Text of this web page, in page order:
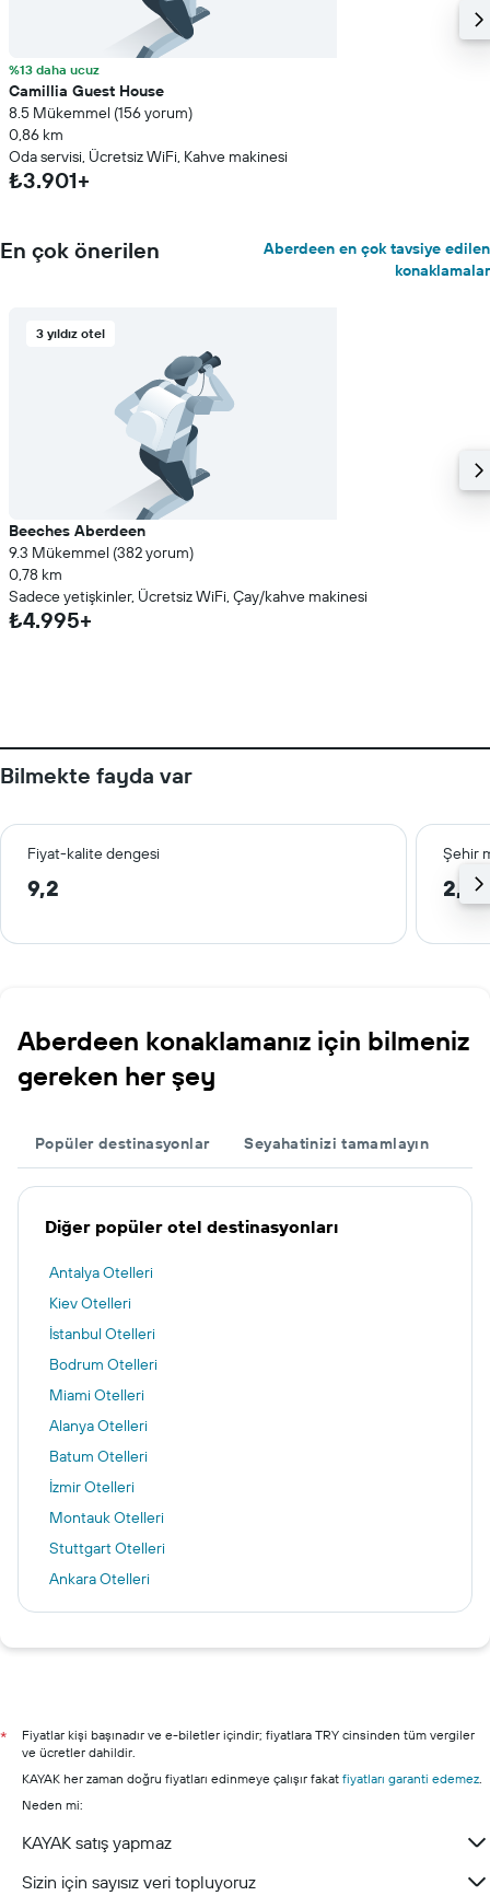
%13 daha ucuz
Camillia Guest House
8.5 Mükemmel (156 yorum)
0,86 km
Oda servisi, Ücretsiz WiFi, Kahve makinesi
₺3.901+
En çok önerilen
Aberdeen en çok tavsiye edilen
konaklamalar
3 yıldız otel
Beeches Aberdeen
9.3 Mükemmel (382 yorum)
0,78 km
Sadece yetişkinler, Ücretsiz WiFi, Çay/kahve makinesi
₺4.995+
Bilmekte fayda var
Fiyat-kalite dengesi Şehir
9,2 2,1
Aberdeen konaklamanız için bilmeniz
gereken her şey
Popüler destinasyonlar Seyahatinizi tamamlayın
Diğer popüler otel destinasyonları
Antalya Otelleri
Kiev Otelleri
İstanbul Otelleri
Bodrum Otelleri
Miami Otelleri
Alanya Otelleri
Batum Otelleri
İzmir Otelleri
Montauk Otelleri
Stuttgart Otelleri
Ankara Otelleri
Singapur Otelleri
Çeşme otelleri
Nevşehir otelleri
*
Fiyatlar kişi başınadır ve e-biletler içindir; fiyatlara TRY cinsinden tüm vergiler
ve ücretler dahildir.
KAYAK her zaman doğru fiyatları edinmeye çalışır fakat fiyatları garanti edemez.
Neden mi:
KAYAK satış yapmaz
Sizin için sayısız veri topluyoruz